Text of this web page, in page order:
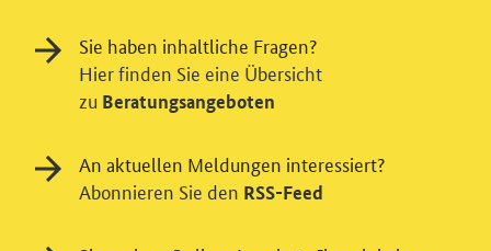
Einwilligung in Tracking und / oder
Videodienst
Sie haben inhaltliche Fragen?
Hier finden Sie eine Übersicht
zu Beratungsangeboten
An aktuellen Meldungen interessiert?
Abonnieren Sie den RSS-Feed